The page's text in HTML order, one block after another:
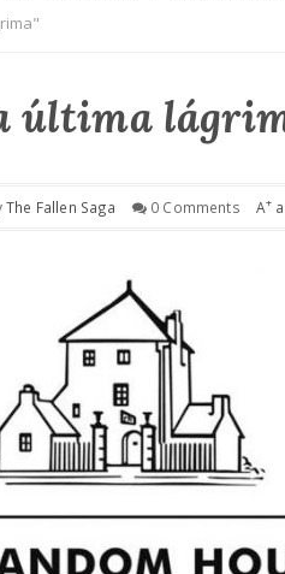
última
The Fallen Saga 0 Comments A+ a